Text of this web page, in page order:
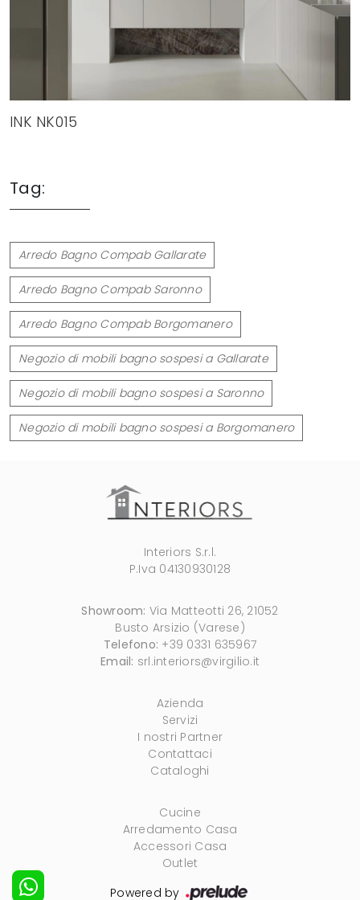
INK NK015
Tag:
Arredo Bagno Compab Gallarate
Arredo Bagno Compab Saronno
Arredo Bagno Compab Borgomanero
Negozio di mobili bagno sospesi a Gallarate
Negozio di mobili bagno sospesi a Saronno
Negozio di mobili bagno sospesi a Borgomanero
Interiors S.r.l.
P.Iva 04130930128
Showroom: Via Matteotti 26, 21052
Busto Arsizio (Varese)
Telefono: +39 0331 635967
Email: srl.interiors@virgilio.it
Azienda
Servizi
I nostri Partner
Contattaci
Cataloghi
Cucine
Arredamento Casa
Accessori Casa
Outlet
Powered by